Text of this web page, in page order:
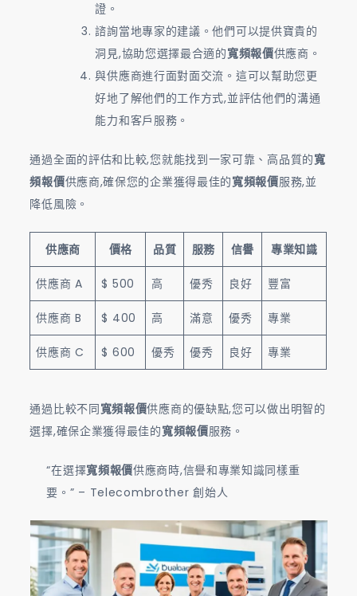
證。
諮詢當地專家的建議。他們可以提供寶貴的
洞見,協助您選擇最合適的寬頻報價供應商。
與供應商進行面對面交流。這可以幫助您更
好地了解他們的工作方式,並評估他們的溝通
能力和客戶服務。
通過全面的評估和比較,您就能找到一家可靠、高品質的寬
頻報價供應商,確保您的企業獲得最佳的寬頻報價服務,並
降低風險。
供應商 價格 品質 服務 信譽 專業知識
供應商 A $ 500 高 優秀 良好 豐富
供應商 B $ 400 高 滿意 優秀 專業
供應商 C $ 600 優秀 優秀 良好 專業
通過比較不同寬頻報價供應商的優缺點,您可以做出明智的
選擇,確保企業獲得最佳的寬頻報價服務。
“在選擇寬頻報價供應商時,信譽和專業知識同樣重
要。” – Telecombrother 創始人